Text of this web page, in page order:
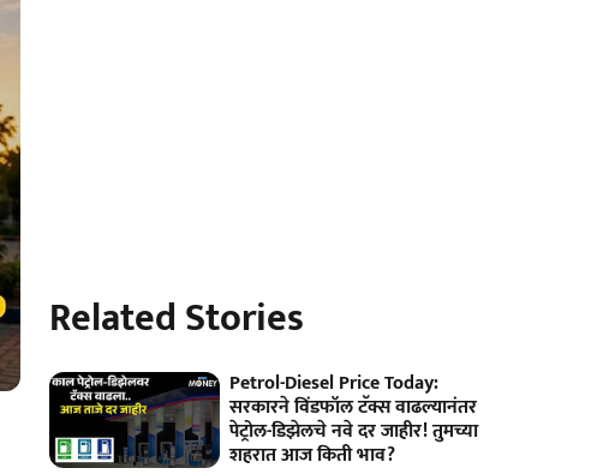
Related Stories
Petrol-Diesel Price Today:
सरकारने विंडफॉल टॅक्स वाढल्यानंतर
पेट्रोल-डिझेलचे नवे दर जाहीर! तुमच्या
शहरात आज किती भाव?